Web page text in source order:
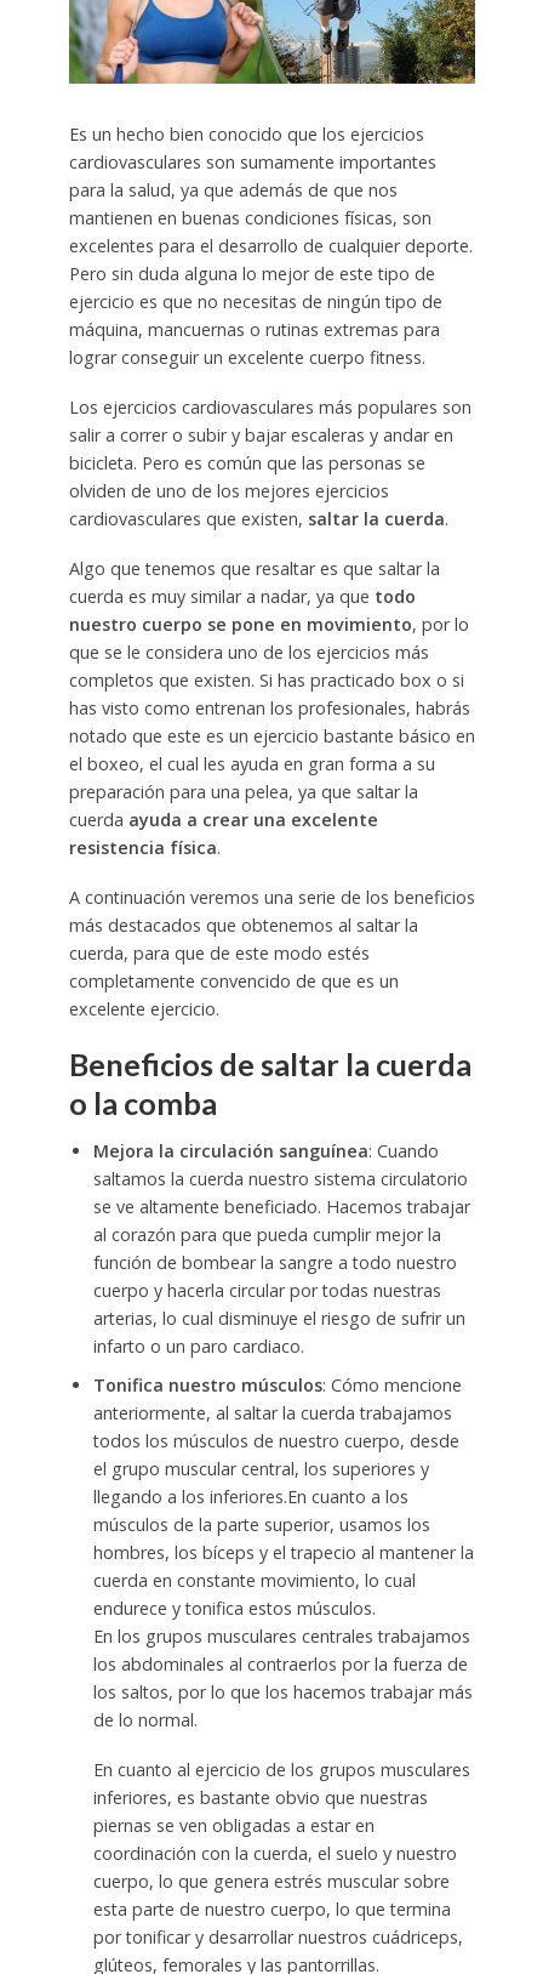
Es un hecho bien conocido que los ejercicios
cardiovasculares son sumamente importantes
para la salud, ya que además de que nos
mantienen en buenas condiciones físicas, son
excelentes para el desarrollo de cualquier deporte.
Pero sin duda alguna lo mejor de este tipo de
ejercicio es que no necesitas de ningún tipo de
máquina, mancuernas o rutinas extremas para
lograr conseguir un excelente cuerpo fitness.
Los ejercicios cardiovasculares más populares son
salir a correr o subir y bajar escaleras y andar en
bicicleta. Pero es común que las personas se
olviden de uno de los mejores ejercicios
cardiovasculares que existen, saltar la cuerda.
Algo que tenemos que resaltar es que saltar la
cuerda es muy similar a nadar, ya que todo
nuestro cuerpo se pone en movimiento, por lo
que se le considera uno de los ejercicios más
completos que existen. Si has practicado box o si
has visto como entrenan los profesionales, habrás
notado que este es un ejercicio bastante básico en
el boxeo, el cual les ayuda en gran forma a su
preparación para una pelea, ya que saltar la
cuerda ayuda a crear una excelente
resistencia física.
A continuación veremos una serie de los beneficios
más destacados que obtenemos al saltar la
cuerda, para que de este modo estés
completamente convencido de que es un
excelente ejercicio.
Beneficios de saltar la cuerda
o la comba
Mejora la circulación sanguínea: Cuando
saltamos la cuerda nuestro sistema circulatorio
se ve altamente beneficiado. Hacemos trabajar
al corazón para que pueda cumplir mejor la
función de bombear la sangre a todo nuestro
cuerpo y hacerla circular por todas nuestras
arterias, lo cual disminuye el riesgo de sufrir un
infarto o un paro cardiaco.
Tonifica nuestro músculos: Cómo mencione
anteriormente, al saltar la cuerda trabajamos
todos los músculos de nuestro cuerpo, desde
el grupo muscular central, los superiores y
llegando a los inferiores.En cuanto a los
músculos de la parte superior, usamos los
hombres, los bíceps y el trapecio al mantener la
cuerda en constante movimiento, lo cual
endurece y tonifica estos músculos.
En los grupos musculares centrales trabajamos
los abdominales al contraerlos por la fuerza de
los saltos, por lo que los hacemos trabajar más
de lo normal.
En cuanto al ejercicio de los grupos musculares
inferiores, es bastante obvio que nuestras
piernas se ven obligadas a estar en
coordinación con la cuerda, el suelo y nuestro
cuerpo, lo que genera estrés muscular sobre
esta parte de nuestro cuerpo, lo que termina
por tonificar y desarrollar nuestros cuádriceps,
glúteos, femorales y las pantorrillas.